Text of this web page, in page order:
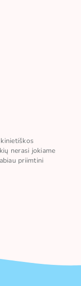
nerasi jokiame
priimtini
gali įsigyti ne
Taivano,